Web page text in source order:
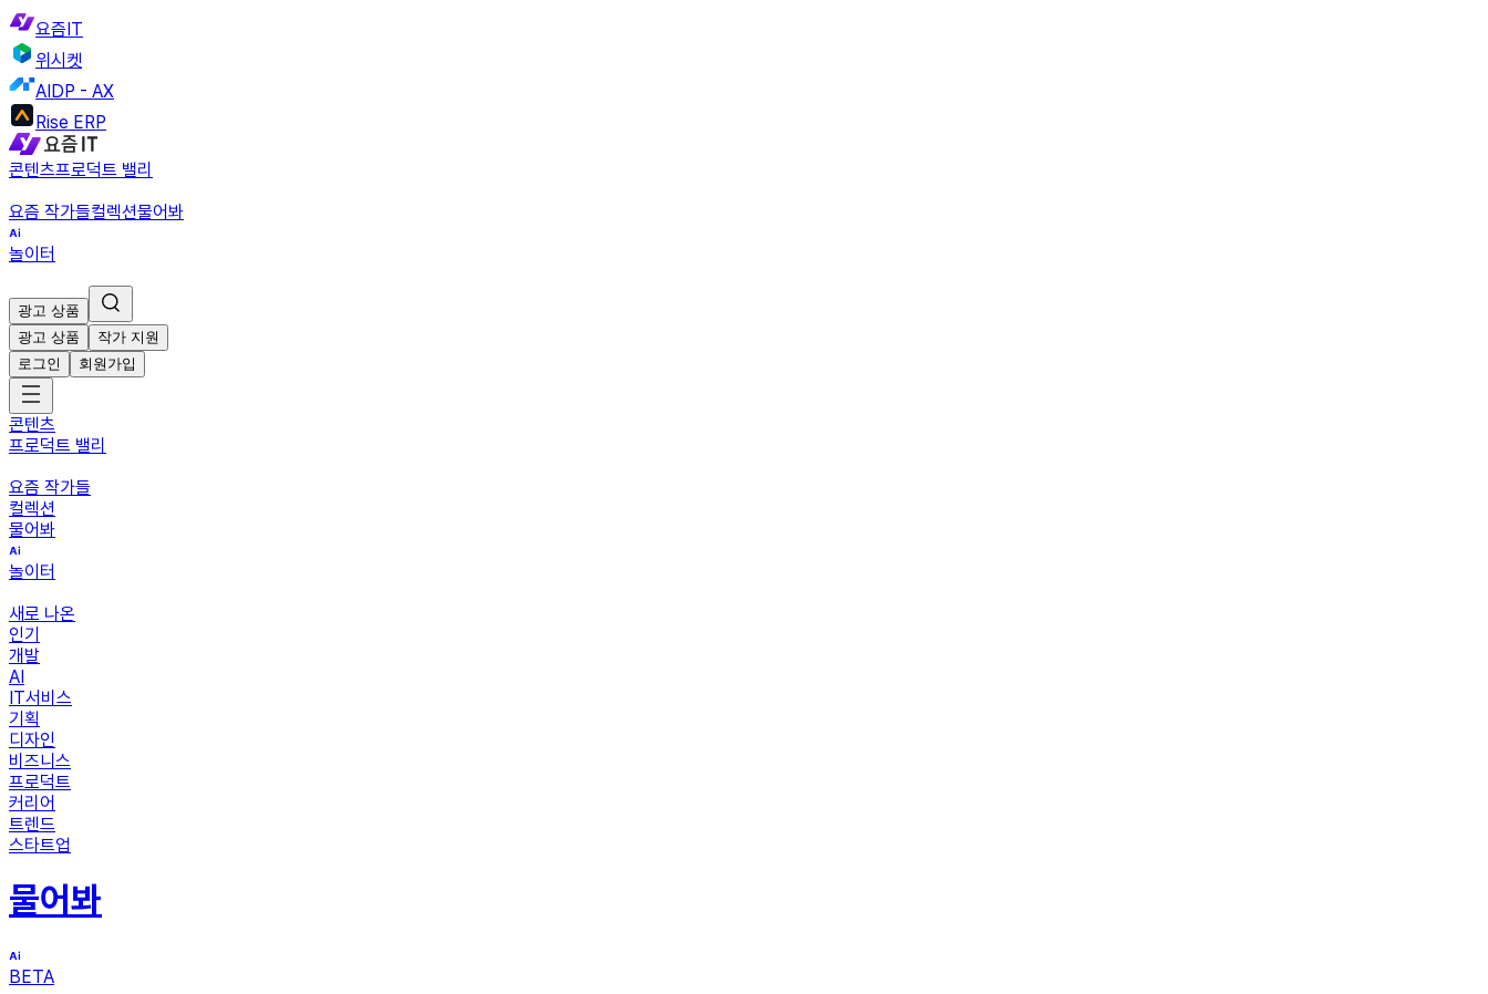
요즘IT
위시켓
AIDP - AX
Rise ERP
콘텐츠프로덕트 밸리
요즘 작가들컬렉션물어봐
놀이터
광고 상품
광고 상품
작가 지원
로그인
회원가입
콘텐츠
프로덕트 밸리
요즘 작가들
컬렉션
물어봐
놀이터
새로 나온
인기
개발
AI
IT서비스
기획
디자인
비즈니스
프로덕트
커리어
트렌드
스타트업
물어봐
BETA